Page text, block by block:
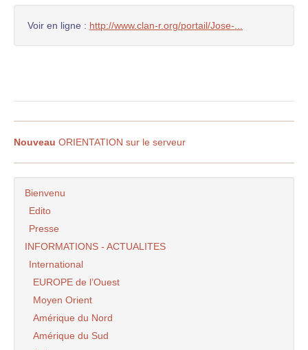
Voir en ligne : http://www.clan-r.org/portail/Jose-...
Nouveau ORIENTATION sur le serveur
Bienvenu
Edito
Presse
INFORMATIONS - ACTUALITES
International
EUROPE de l’Ouest
Moyen Orient
Amérique du Nord
Amérique du Sud